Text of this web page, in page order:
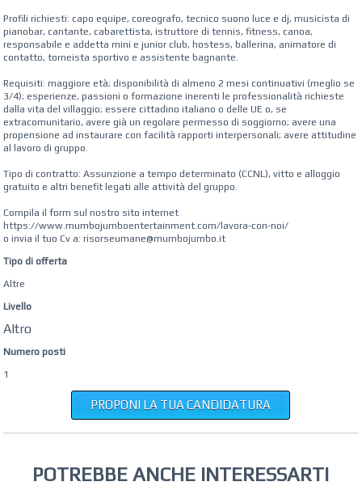
Profili richiesti: capo equipe, coreografo, tecnico suono luce e dj, musicista di
pianobar, cantante, cabarettista, istruttore di tennis, fitness, canoa,
responsabile e addetta mini e junior club, hostess, ballerina, animatore di
contatto, torneista sportivo e assistente bagnante.
Requisiti: maggiore età; disponibilità di almeno 2 mesi continuativi (meglio se
3/4); esperienze, passioni o formazione inerenti le professionalità richieste
dalla vita del villaggio; essere cittadino italiano o delle UE o, se
extracomunitario, avere già un regolare permesso di soggiorno; avere una
propensione ad instaurare con facilità rapporti interpersonali; avere attitudine
al lavoro di gruppo.
Tipo di contratto: Assunzione a tempo determinato (CCNL), vitto e alloggio
gratuito e altri benefit legati alle attività del gruppo.
Compila il form sul nostro sito internet
https://www.mumbojumboentertainment.com/lavora-con-noi/
o invia il tuo Cv a: risorseumane@mumbojumbo.it
Tipo di offerta
Altre
Livello
Altro
Numero posti
1
PROPONI LA TUA CANDIDATURA
POTREBBE ANCHE INTERESSARTI